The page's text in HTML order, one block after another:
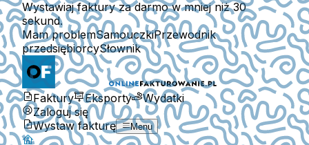
Wystawiaj faktury za darmo w mniej niż 30
sekund.
Mam problemSamouczkiPrzewodnik
przedsiębiorcySłownik
Faktury Eksporty
Wydatki
Zaloguj się
Wystaw fakturę
Menu